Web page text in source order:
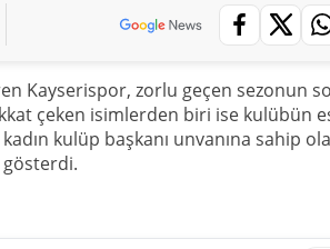
Kayserispor, zorlu geçen sezonun
çeken isimlerden biri ise kulübün
kulüp başkanı unvanına sahip
gösterdi.